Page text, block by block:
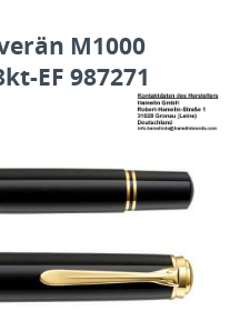
M1000
EF 987271